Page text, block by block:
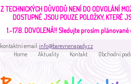
Z TECHNICKÝCH DŮVODŮ NENÍ DO ODVOLÁNÍ
DOSTUPNÉ JSOU POUZE POLOŽKY, KTERÉ
1.-17.8. DOVOLENÁ!!Sledujte prosím plánované
kontaktní email:info@barevnenapady.cz
Home
Aktuality Kontakt Obchodní